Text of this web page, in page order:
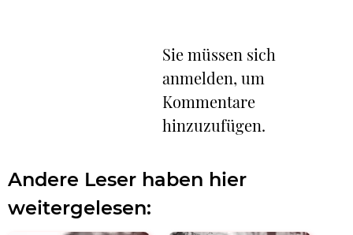
Sie müssen sich
anmelden, um
Kommentare
hinzuzufügen.
Andere Leser haben hier
weitergelesen: